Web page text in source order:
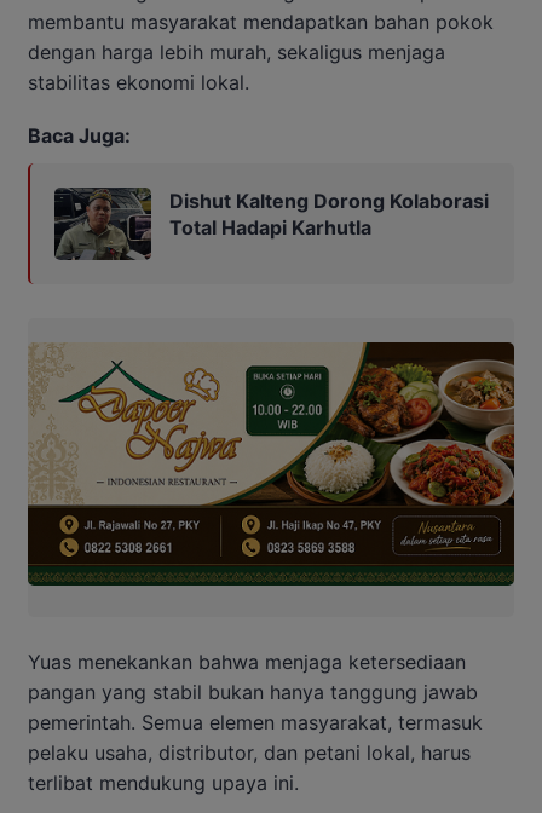
membantu masyarakat mendapatkan bahan pokok
dengan harga lebih murah, sekaligus menjaga
stabilitas ekonomi lokal.
Baca Juga:
Dishut Kalteng Dorong Kolaborasi
Total Hadapi Karhutla
Yuas menekankan bahwa menjaga ketersediaan
pangan yang stabil bukan hanya tanggung jawab
pemerintah. Semua elemen masyarakat, termasuk
pelaku usaha, distributor, dan petani lokal, harus
terlibat mendukung upaya ini.